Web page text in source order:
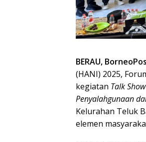
BERAU,
(HANI) 2025,
kegiatan Talk Show
Penyalahgunaan
Kelurahan Teluk
elemen